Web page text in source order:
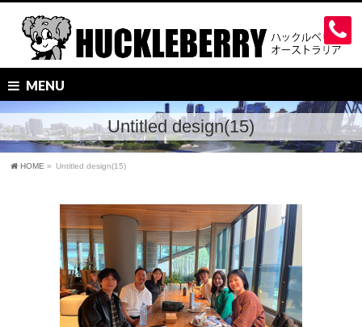
MENU
Untitled design(15)
HOME » Untitled design(15)